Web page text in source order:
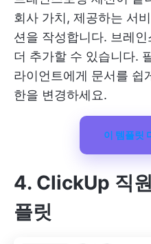
회사 가치, 제공하는 서
션을 작성합니다. 브레
더 추가할 수 있습니다.
라이언트에게 문서를 쉽
한을 변경하세요.
이 템플릿
4. ClickUp 직
플릿